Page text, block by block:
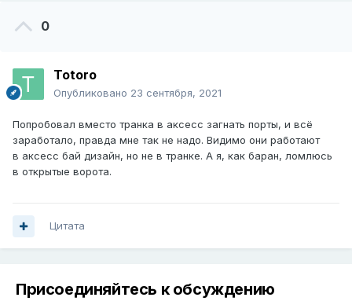
0
Totoro
Опубликовано 23 сентября, 2021
Попробовал вместо транка в аксесс загнать порты, и всё
заработало, правда мне так не надо. Видимо они работают
в аксесс бай дизайн, но не в транке. А я, как баран, ломлюсь
в открытые ворота.
Цитата
Присоединяйтесь к обсуждению